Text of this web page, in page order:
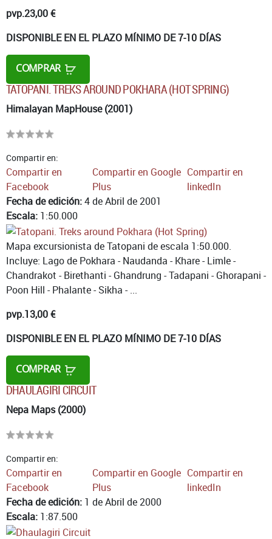
pvp.23,00 €
DISPONIBLE EN EL PLAZO MÍNIMO DE 7-10 DÍAS
COMPRAR
TATOPANI. TREKS AROUND POKHARA (HOT SPRING)
Himalayan MapHouse (2001)
Compartir en:
Compartir en
Facebook
Compartir en Google
Plus
Compartir en
linkedIn
Fecha de edición:4 de Abril de 2001
Escala: 1:50.000
Mapa excursionista de Tatopani de escala 1:50.000.
Incluye: Lago de Pokhara - Naudanda - Khare - Limle -
Chandrakot - Birethanti - Ghandrung - Tadapani - Ghorapani -
Poon Hill - Phalante - Sikha - ...
pvp.13,00 €
DISPONIBLE EN EL PLAZO MÍNIMO DE 7-10 DÍAS
COMPRAR
DHAULAGIRI CIRCUIT
Nepa Maps (2000)
Compartir en:
Compartir en
Facebook
Compartir en Google
Plus
Compartir en
linkedIn
Fecha de edición: 1 de Abril de 2000
Escala: 1:87.500